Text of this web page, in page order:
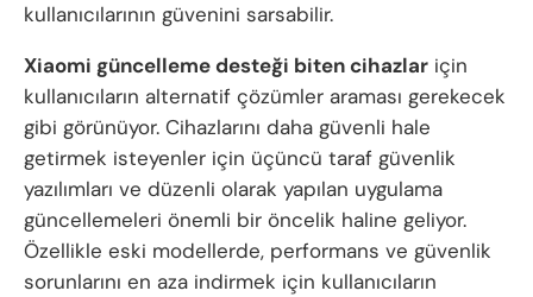
kullanıcılarının güvenini sarsabilir.
Xiaomi güncelleme desteği biten cihazlar için
kullanıcıların alternatif çözümler araması gerekecek
gibi görünüyor. Cihazlarını daha güvenli hale
getirmek isteyenler için üçüncü taraf güvenlik
yazılımları ve düzenli olarak yapılan uygulama
güncellemeleri önemli bir öncelik haline geliyor.
Özellikle eski modellerde, performans ve güvenlik
sorunlarını en aza indirmek için kullanıcıların